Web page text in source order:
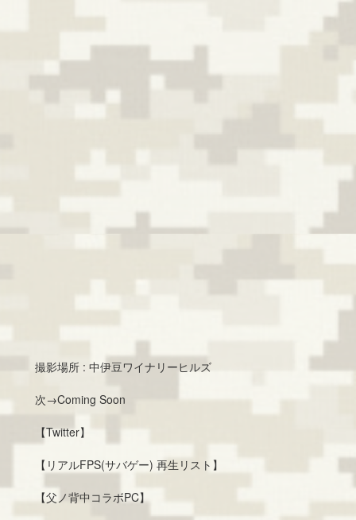
撮影場所 : 中伊豆ワイナリーヒルズ
次→Coming Soon
【Twitter】
【リアルFPS(サバゲー) 再生リスト】
【父ノ背中コラボPC】